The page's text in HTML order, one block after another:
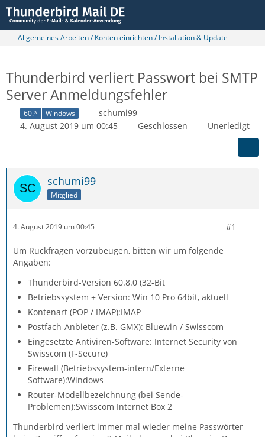
Allgemeines Arbeiten / Konten einrichten / Installation & Update
Thunderbird verliert Passwort bei SMTP
Server Anmeldungsfehler
60.* Windows
schumi99
4. August 2019 um 00:45
Geschlossen Unerledigt
schumi99
Mitglied
4. August 2019 um 00:45 #1
Um Rückfragen vorzubeugen, bitten wir um folgende
Angaben:
Thunderbird-Version 60.8.0 (32-Bit
Betriebssystem + Version: Win 10 Pro 64bit, aktuell
Kontenart (POP / IMAP):IMAP
Postfach-Anbieter (z.B. GMX): Bluewin / Swisscom
Eingesetzte Antiviren-Software: Internet Security von
Swisscom (F-Secure)
Firewall (Betriebssystem-intern/Externe
Software):Windows
Router-Modellbezeichnung (bei Sende-
Problemen):Swisscom Internet Box 2
Thunderbird verliert immer mal wieder meine Passwörter